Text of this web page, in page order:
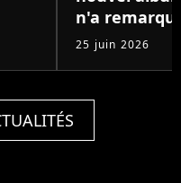
n'a
25 juin 2026